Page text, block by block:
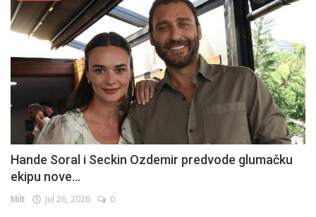
Hande Soral i Seckin Ozdemir predvode glumačku
ekipu nove...
Milt Jul 26, 2026 0